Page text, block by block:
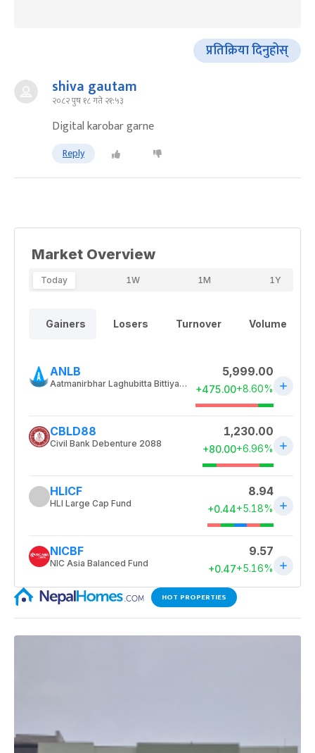
प्रतिक्रिया दिनुहोस्
shiva gautam
२०८२ पुष १८ गते २१:५३
Digital karobar garne
Reply
HOT PROPERTIES